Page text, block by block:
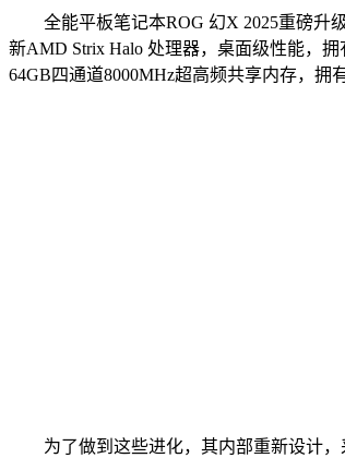
全能平板笔记本ROG 幻X 2025重磅升级
新AMD Strix Halo 处理器，桌面级性能，
64GB四通道8000MHz超高频共享内存，拥
为了做到这些进化，其内部重新设计，